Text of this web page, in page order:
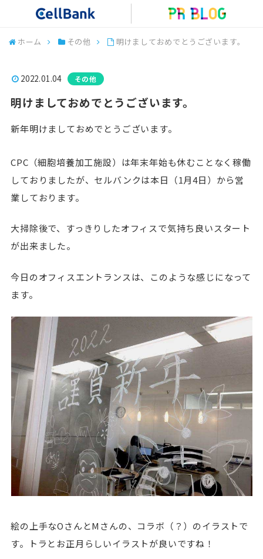
ホーム その他 明けましておめでとうございます。
2022.01.04 その他
明けましておめでとうございます。
新年明けましておめでとうございます。
CPC（細胞培養加工施設）は年末年始も休むことなく稼働
しておりましたが、セルバンクは本日（1月4日）から営
業しております。
大掃除後で、すっきりしたオフィスで気持ち良いスタート
が出来ました。
今日のオフィスエントランスは、このような感じになって
ます。
絵の上手なOさんとMさんの、コラボ（？）のイラストで
す。トラとお正月らしいイラストが良いですね！